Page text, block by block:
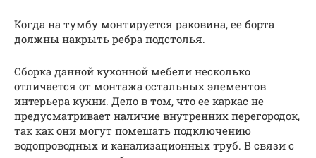
Когда на тумбу монтируется раковина, ее борта
должны накрыть ребра подстолья.
Сборка данной кухонной мебели несколько
отличается от монтажа остальных элементов
интерьера кухни. Дело в том, что ее каркас не
предусматривает наличие внутренних перегородок,
так как они могут помешать подключению
водопроводных и канализационных труб. В связи с